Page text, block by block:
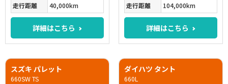
走行距離
40,000km
詳細はこちら
走行距離
104,000km
詳細はこちら
スズキ パレット
660SW TS
ダイハツ タント
660L